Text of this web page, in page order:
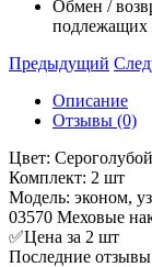
Обмен /
подлежащих
Предыдущий
Описание
Отзывы (0)
Цвет: Сероголубой
Комплект: 2 шт
Модель: эконом,
03570 Меховые
✅Цена за 2 шт
Последние отзывы